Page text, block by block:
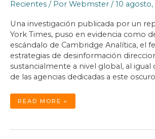
Recientes / Por Webmster /10 agosto,
Una investigación publicada por un
York Times, puso en evidencia como
escándalo de Cambridge Analítica, el
estrategias de desinformación
sustancialmente a nivel global, al igual
de las agencias dedicadas a este
LA
CRECIENTE
INDUSTRIA
READ MORE »